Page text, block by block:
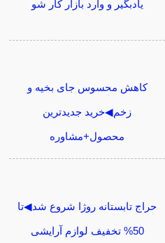
یادبگیر و وارد بازار کار شو
کاهش محسوس جای بخیه و
زخم◀خرید جدیدترین
محصول+مشاوره
حراج تابستانه روژا شروع شد◀تا
50% تخفیف لوازم آرایشی